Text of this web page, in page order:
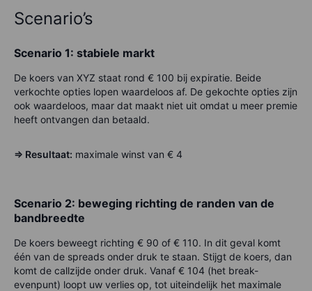
Scenario’s
Scenario 1: stabiele markt
De koers van XYZ staat rond € 100 bij expiratie. Beide
verkochte opties lopen waardeloos af. De gekochte opties zijn
ook waardeloos, maar dat maakt niet uit omdat u meer premie
heeft ontvangen dan betaald.
=> Resultaat: maximale winst van € 4
Scenario 2: beweging richting de randen van de
bandbreedte
De koers beweegt richting € 90 of € 110. In dit geval komt
één van de spreads onder druk te staan. Stijgt de koers, dan
komt de callzijde onder druk. Vanaf € 104 (het break-
evenpunt) loopt uw verlies op, tot uiteindelijk het maximale